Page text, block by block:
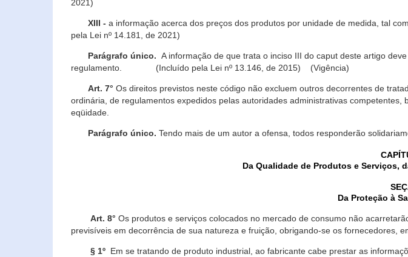
2021)
XIII - a informação acerca dos preços dos produtos por unidade de medida, tal
pela Lei nº 14.181, de 2021)
Parágrafo único. A informação de que trata o inciso III do caput deste artigo
regulamento. (Incluído pela Lei nº 13.146, de 2015) (Vigência)
Art. 7° Os direitos previstos neste código não excluem outros decorrentes de
ordinária, de regulamentos expedidos pelas autoridades administrativas
eqüidade.
Parágrafo único. Tendo mais de um autor a ofensa, todos responderão
Da Qualidade de Produtos e Serviços,
Da Proteção à
Art. 8° Os produtos e serviços colocados no mercado de consumo não
previsíveis em decorrência de sua natureza e fruição, obrigando-se os fornecedores,
§ 1º Em se tratando de produto industrial, ao fabricante cabe prestar as